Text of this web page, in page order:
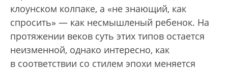
клоунском колпаке, а «не знающий, как
спросить» — как несмышленый ребенок. На
протяжении веков суть этих типов остается
неизменной, однако интересно, как
в соответствии со стилем эпохи меняется